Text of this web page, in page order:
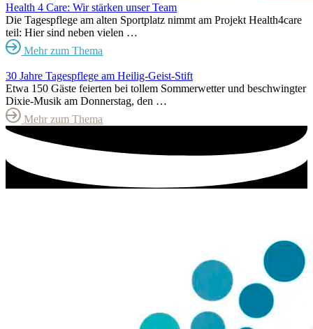
Health 4 Care: Wir stärken unser Team
Die Tagespflege am alten Sportplatz nimmt am Projekt Health4care
teil: Hier sind neben vielen …
Mehr zum Thema
30 Jahre Tagespflege am Heilig-Geist-Stift
Etwa 150 Gäste feierten bei tollem Sommerwetter und beschwingter
Dixie-Musik am Donnerstag, den …
Mehr zum Thema